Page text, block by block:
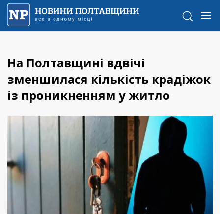
На Полтавщині вдвічі
зменшилася кількість крадіжок
із проникненням у житло